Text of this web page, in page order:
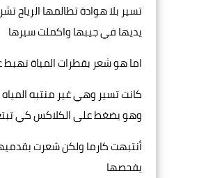
تسير بلا هوادة تطالمها
يديها في جيبها واكملت سيرها
اما هو شعر بقطرات المياة
كانت تسير وهي غير منتبه
وهو يضغط على الكلاكس كي
أنتبهت كارما ولكن شعرت
يفحصها